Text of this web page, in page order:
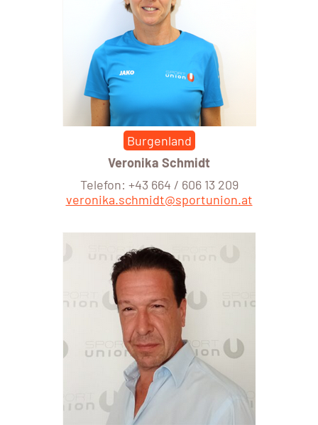
Burgenland
Veronika Schmidt
Telefon: +43 664 / 606 13 209
veronika.schmidt@sportunion.at